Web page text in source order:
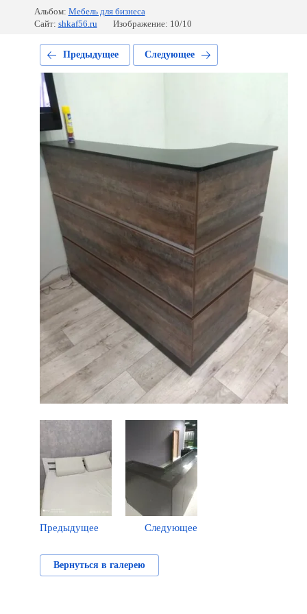
Альбом: Мебель для бизнеса
Сайт: shkaf56.ru Изображение: 10/10
Предыдущее Следующее
Предыдущее Следующее
Вернуться в галерею